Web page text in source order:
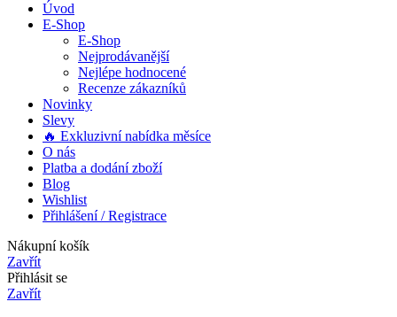
Úvod
E-Shop
E-Shop
Nejprodávanější
Nejlépe hodnocené
Recenze zákazníků
Novinky
Slevy
🔥 Exkluzivní nabídka měsíce
O nás
Platba a dodání zboží
Blog
Wishlist
Přihlášení / Registrace
Nákupní košík
Zavřít
Přihlásit se
Zavřít